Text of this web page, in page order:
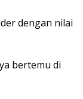
dengan nilai
bertemu di